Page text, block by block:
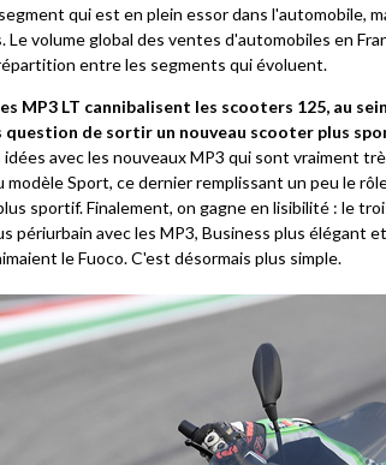
qui est en plein essor dans l'automobile,
Le volume global des ventes d'automobiles en
entre les segments qui évoluent.
MP3 LT cannibalisent les scooters 125, au
question de sortir un nouveau scooter plus
idées avec les nouveaux MP3 qui sont vraiment
modèle Sport, ce dernier remplissant un peu le
sportif. Finalement, on gagne en lisibilité : le
périurbain avec les MP3, Business plus élégant
le Fuoco. C'est désormais plus simple.